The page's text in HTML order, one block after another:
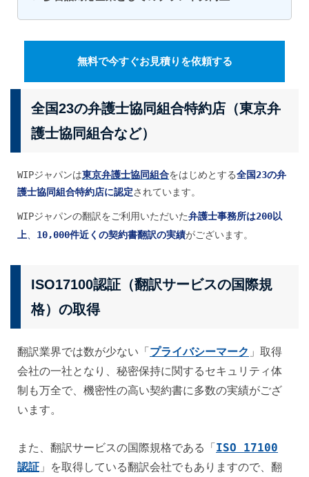
無料で今すぐお見積りを依頼する
全国23の弁護士協同組合特約店（東京弁
護士協同組合など）
WIPジャパンは東京弁護士協同組合をはじめとする全国23の弁
護士協同組合特約店に認定されています。
WIPジャパンの翻訳をご利用いただいた弁護士事務所は200以
上
10,000件近くの契約書翻訳の実績がございます。
ISO17100認証（翻訳サービスの国際規
格）の取得
翻訳業界では数が少ない 「プライバシーマーク 」 取得
会社の一社となり、秘密保持に関するセキュリティ体
制も万全で、機密性の高い契約書に多数の実績がござ
います。
また、翻訳サービスの国際規格である 「ISO 17100
認証 」
を取得している翻訳会社でもありますので、翻